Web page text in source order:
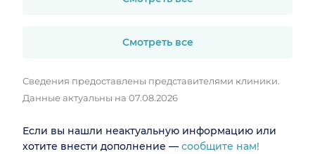
Смотреть все
Сведения предоставлены представителями клиники.
Данные актуальны на 07.08.2026
Если вы нашли неактуальную информацию или
хотите внести дополнение — сообщите нам!